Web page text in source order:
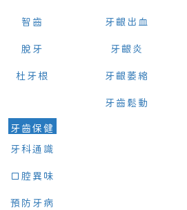
智齒
脫牙
杜牙根
牙齦出血
牙齦炎
牙齦萎縮
牙齒鬆動
牙齒保健
牙科通識
口腔異味
預防牙病